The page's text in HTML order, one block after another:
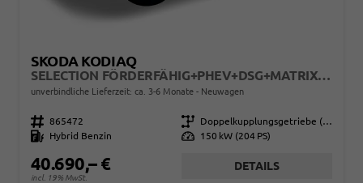
SKODA KODIAQ
SELECTION FÖRDERFÄHIG+PHEV+DSG+MATRIX+ACC+EHK+SHZ+KAMERA+17" ALU
unverbindliche Lieferzeit: ca. 3-6 Monate Neuwagen
Fahrzeugnr. 865472 Getriebe
Doppelkupplungsgetriebe (DSG)
Kraftstoff
Hybrid Benzin Leistung 150 kW (204 PS)
40.690,– €
incl. 19% MwSt.
DETAILS